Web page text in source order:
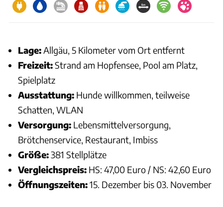
Lage:Allgäu, 5 Kilometer vom Ort entfernt
Freizeit:Strand am Hopfensee, Pool am Platz,
Spielplatz
Ausstattung: Hunde willkommen, teilweise
Schatten, WLAN
Versorgung: Lebensmittelversorgung,
Brötchenservice, Restaurant, Imbiss
Größe:381 Stellplätze
Vergleichspreis: HS: 47,00 Euro / NS: 42,60 Euro
Öffnungszeiten:15. Dezember bis 03. November